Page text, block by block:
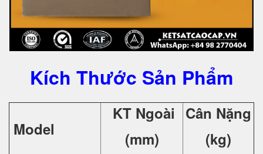
Kích Thước Sản Phẩm
Model
KT Ngoài
(mm)
Cân Nặng
(kg)